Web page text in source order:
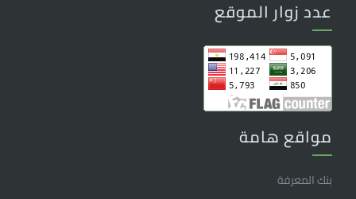
عدد زوار الموقع
مواقع هامة
بنك المعرفة